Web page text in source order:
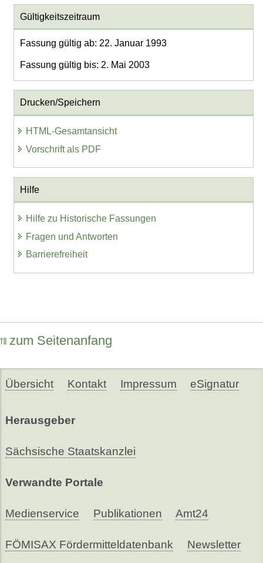
Gültigkeitszeitraum
Fassung gültig ab: 22. Januar 1993
Fassung gültig bis: 2. Mai 2003
Drucken/Speichern
HTML-Gesamtansicht
Vorschrift als PDF
Hilfe
Hilfe zu Historische Fassungen
Fragen und Antworten
Barrierefreiheit
zum Seitenanfang
Übersicht Kontakt Impressum eSignatur
Herausgeber
Sächsische Staatskanzlei
Verwandte Portale
Medienservice Publikationen Amt24
FÖMISAX Fördermitteldatenbank Newsletter